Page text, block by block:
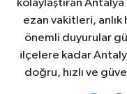
kolaylaştıran
ezan vakitleri,
önemli duyurular
ilçelere kadar
doğru, hızlı ve